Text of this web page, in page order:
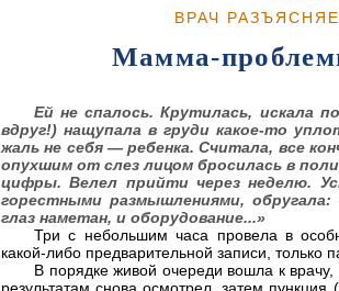
ВРАЧ
Мамма-
Ей не спалось. Крутилась, искала
вдруг!) нащупала в груди какое-то
жаль не себя — ребенка. Считала, все
опухшим от слез лицом бросилась в
цифры. Велел прийти через неделю.
горестными размышлениями,
глаз наметан, и оборудование...»
Три с небольшим часа провела в
какой-либо предварительной записи, только
В порядке живой очереди вошла к